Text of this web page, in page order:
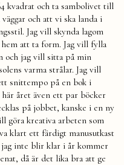
kvadrat och ta sambolivet till
och att vi ska landa i
Jag vill skynda lagom
att ta form. Jag vill fylla
och jag vill sitta på min
varma strålar. Jag vill
snittempo på en bok i
året även ett par böcker
på jobbet, kanske i en ny
göra kreativa arbeten som
klart ett färdigt manusutkast
inte blir klar i år kommer
då är det lika bra att ge